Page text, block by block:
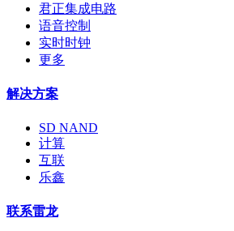
君正集成电路
语音控制
实时时钟
更多
解决方案
SD NAND
计算
互联
乐鑫
联系雷龙